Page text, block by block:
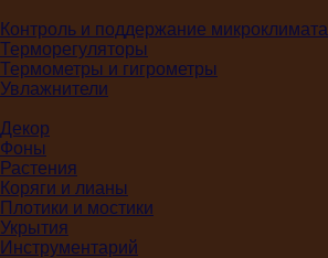
Контроль и поддержание микроклимата
Терморегуляторы
Термометры и гигрометры
Увлажнители
Декор
Фоны
Растения
Коряги и лианы
Плотики и мостики
Укрытия
Инструментарий